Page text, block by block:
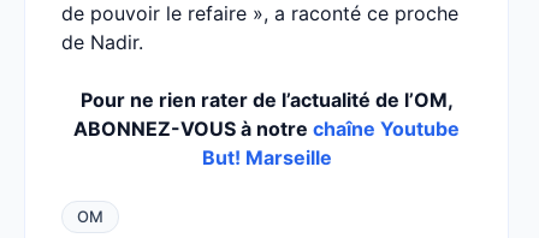
de pouvoir le refaire », a raconté ce proche
de Nadir.
Pour ne rien rater de l’actualité de l’OM,
ABONNEZ-VOUS à notrechaîne Youtube
But! Marseille
OM